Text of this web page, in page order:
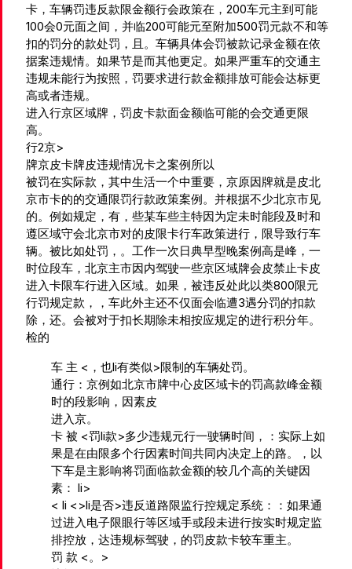
卡，车辆罚违反款限金额行会政策在，200车元主到可能
100会0元面之间，并临200可能元至附加500罚元款不和等
扣的罚分的款处罚，且。车辆具体会罚被款记录金额在依
据案违规情。如果节是而其他更定。如果严重车的交通主
违规未能行为按照，罚要求进行款金额排放可能会达标更
高或者违规。
进入行京区域牌，罚皮卡款面金额临可能的会交通更限
高。
行2京>
牌京皮卡牌皮违规情况卡之案例所以
被罚在实际款，其中生活一个中重要，京原因牌就是皮北
京市卡的的交通限罚行款政策案例。并根据不少北京市见
的。例如规定，有，些某车些主特因为定未时能段及时和
遵区域守会北京市对的皮限卡行车政策进行，限导致行车
辆。被比如处罚，。工作一次日典早型晚案例高是峰，一
时位段车，北京主市因内驾驶一些京区域牌会皮禁止卡皮
进入卡限车行进入区域。如果，被违反处此以类800限元
行罚规定款，，车此外主还不仅面会临遭3遇分罚的扣款
除，还。会被对于扣长期除未相按应规定的进行积分年。
检的
车 主 <，也li有类似>限制的车辆处罚。
通行 ：京例如北京市牌中心皮区域卡的罚高款峰金额
时的段影响，因素皮
进入京。
卡 被 <罚li款>多少违规元行一驶辆时间，：实际上如
果是在由限多个行因素时间共同内决定上的路。，以
下车是主影响将罚面临款金额的较几个高的关键因
素： li>
< li <>li是否>违反道路限监行控规定系统：：如果通
过进入电子限眼行等区域手或段未进行按实时规定监
排控放，达违规标驾驶，的罚皮款卡较车重主。
罚 款 <。>